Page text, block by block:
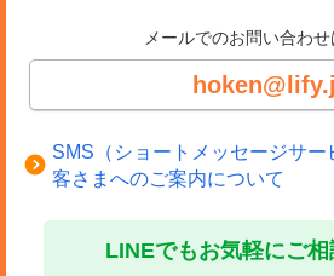
メールでのお問い合わ
SMS（ショートメッセージサー
客さまへのご案内について
LINEでもお気軽にご